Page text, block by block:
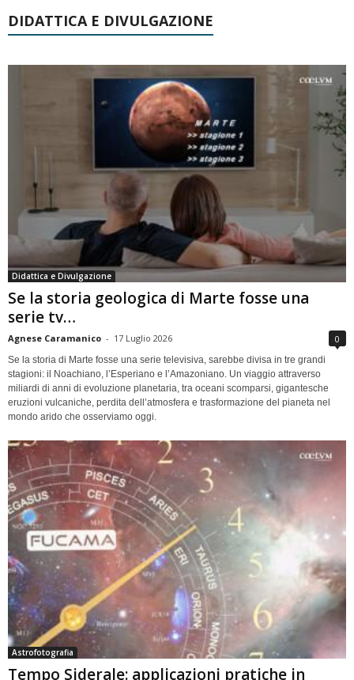
DIDATTICA E DIVULGAZIONE
Didattica e Divulgazione
Se la storia geologica di Marte fosse una
serie tv…
Agnese Caramanico - 17 Luglio 2026 0
Se la storia di Marte fosse una serie televisiva, sarebbe divisa in tre grandi
stagioni: il Noachiano, l’Esperiano e l’Amazoniano. Un viaggio attraverso
miliardi di anni di evoluzione planetaria, tra oceani scomparsi, gigantesche
eruzioni vulcaniche, perdita dell’atmosfera e trasformazione del pianeta nel
mondo arido che osserviamo oggi.
Astrofotografia
Tempo Siderale: applicazioni pratiche in